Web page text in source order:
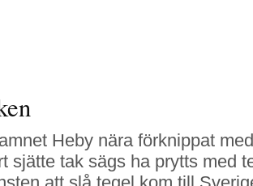
Heby nära förknippat
sjätte tak sägs ha prytts med